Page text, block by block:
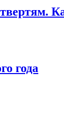
года